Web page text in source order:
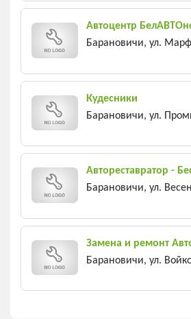
Автоцентр
Барановичи, ул.
Кудесники
Барановичи, ул.
Автореставратор -
Барановичи, ул.
Замена и ремонт
Барановичи, ул.